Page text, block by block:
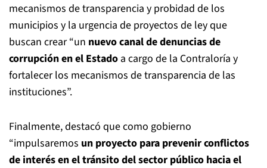
mecanismos de transparencia y probidad de los
municipios y la urgencia de proyectos de ley que
buscan crear “un nuevo canal de denuncias de
corrupción en el Estado a cargo de la Contraloría y
fortalecer los mecanismos de transparencia de las
instituciones”.
Finalmente, destacó que como gobierno
“impulsaremos un proyecto para prevenir conflictos
de interés en el tránsito del sector público hacia el